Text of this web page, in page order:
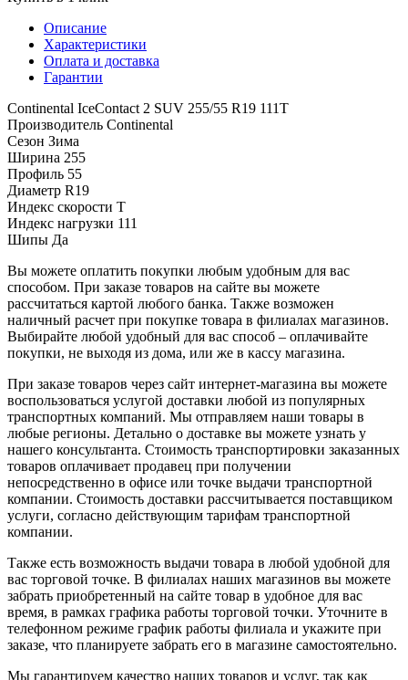
Описание
Характеристики
Оплата и доставка
Гарантии
Continental IceContact 2 SUV 255/55 R19 111T
Производитель Continental
Сезон Зима
Ширина 255
Профиль 55
Диаметр R19
Индекс скорости T
Индекс нагрузки 111
Шипы Да
Вы можете оплатить покупки любым удобным для вас
способом. При заказе товаров на сайте вы можете
рассчитаться картой любого банка. Также возможен
наличный расчет при покупке товара в филиалах магазинов.
Выбирайте любой удобный для вас способ – оплачивайте
покупки, не выходя из дома, или же в кассу магазина.
При заказе товаров через сайт интернет-магазина вы можете
воспользоваться услугой доставки любой из популярных
транспортных компаний. Мы отправляем наши товары в
любые регионы. Детально о доставке вы можете узнать у
нашего консультанта. Стоимость транспортировки заказанных
товаров оплачивает продавец при получении
непосредственно в офисе или точке выдачи транспортной
компании. Стоимость доставки рассчитывается поставщиком
услуги, согласно действующим тарифам транспортной
компании.
Также есть возможность выдачи товара в любой удобной для
вас торговой точке. В филиалах наших магазинов вы можете
забрать приобретенный на сайте товар в удобное для вас
время, в рамках графика работы торговой точки. Уточните в
телефонном режиме график работы филиала и укажите при
заказе, что планируете забрать его в магазине самостоятельно.
Мы гарантируем качество наших товаров и услуг, так как